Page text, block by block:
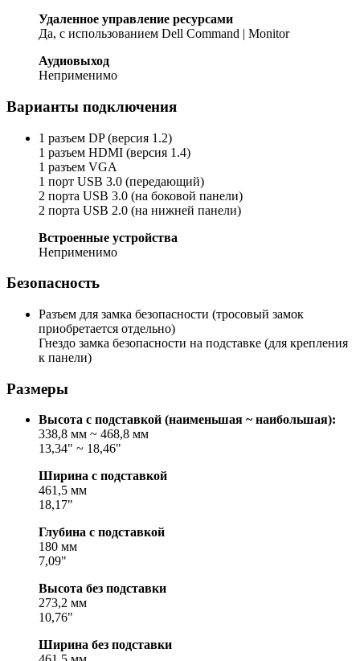
Удаленное управление ресурсами
Да, с использованием Dell Command | Monitor
Аудиовыход
Неприменимо
Варианты подключения
1 разъем DP (версия 1.2)
1 разъем HDMI (версия 1.4)
1 разъем VGA
1 порт USB 3.0 (передающий)
2 порта USB 3.0 (на боковой панели)
2 порта USB 2.0 (на нижней панели)
Встроенные устройства
Неприменимо
Безопасность
Разъем для замка безопасности (тросовый замок
приобретается отдельно)
Гнездо замка безопасности на подставке (для крепления
к панели)
Размеры
Высота с подставкой (наименьшая ~ наибольшая):
338,8 мм ~ 468,8 мм
13,34" ~ 18,46"
Ширина с подставкой
461,5 мм
18,17"
Глубина с подставкой
180 мм
7,09"
Высота без подставки
273,2 мм
10,76"
Ширина без подставки